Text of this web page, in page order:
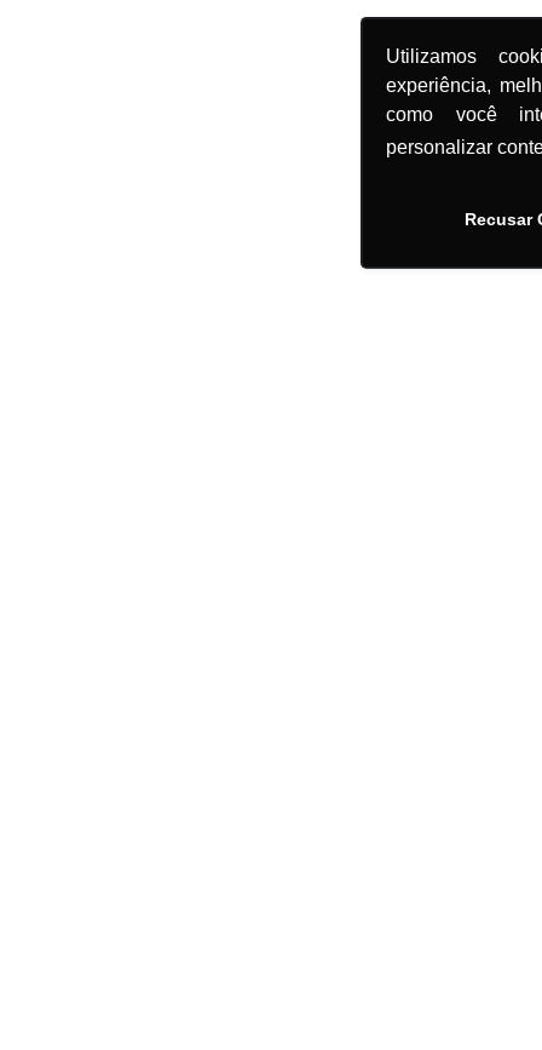
Utilizamos
experiência,
como você
personalizar
Recusar